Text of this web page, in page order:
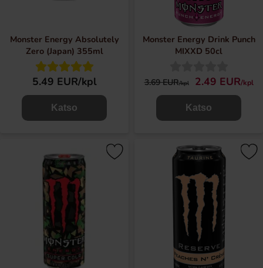
Monster Energy Absolutely
Zero (Japan) 355ml
5.49 EUR/kpl
Katso
Monster Energy Drink Punch
MIXXD 50cl
3.69 EUR/kpl 2.49 EUR/kpl
Katso